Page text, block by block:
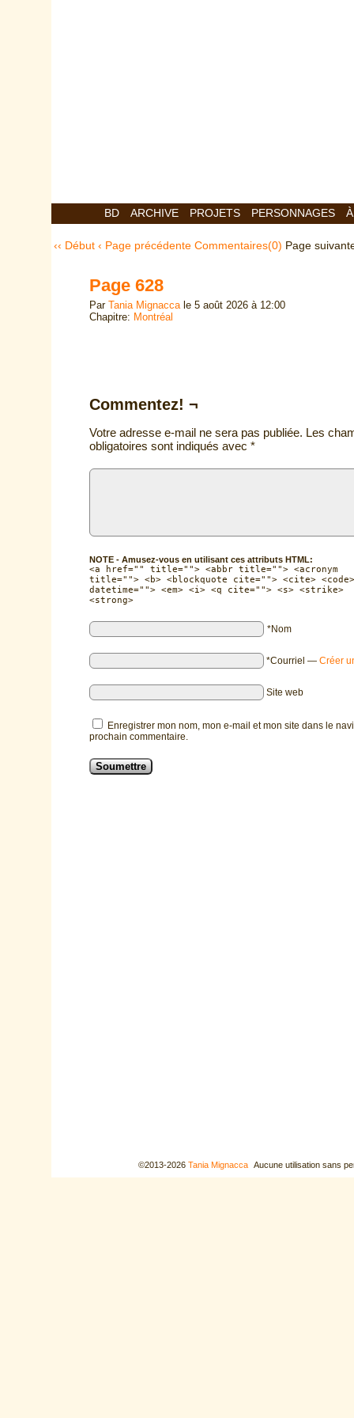
BD ARCHIVE PROJETS PERSONNAGES
‹‹ Début ‹ Page précédente Commentaires(0) Page
Page 628
Par Tania Mignacca le 5 août 2026 à 12:00
Chapitre: Montréal
Commentez! ¬
Votre adresse e-mail ne sera pas publiée. Les
obligatoires sont indiqués avec *
NOTE - Amusez-vous en utilisant ces attributs HTML:
<a href="" title=""> <abbr title=""> <acronym
title=""> <b> <blockquote cite=""> <cite>
datetime=""> <em> <i> <q cite=""> <s> <strike>
<strong>
*Nom
*Courriel — Créer
Site web
Enregistrer mon nom, mon e-mail et mon site dans le
prochain commentaire.
©2013-2026 Tania Mignacca Aucune utilisation sans